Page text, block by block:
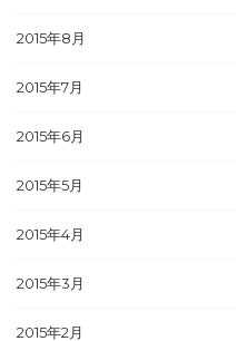
2015年8月
2015年7月
2015年6月
2015年5月
2015年4月
2015年3月
2015年2月